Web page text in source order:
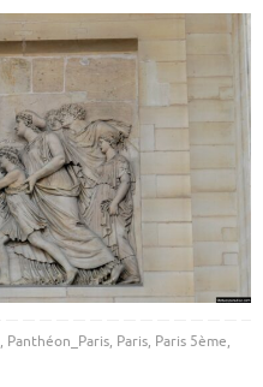
, Panthéon_Paris, Paris, Paris 5ème,